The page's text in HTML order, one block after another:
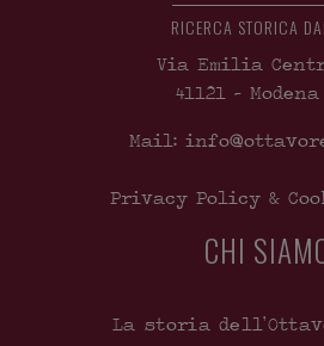
RICERCA STORICA
Via Emilia
41121 - Modena
Mail:
Privacy Policy &
CHI
La storia